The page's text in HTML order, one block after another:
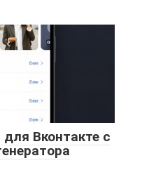
Вконтакте с